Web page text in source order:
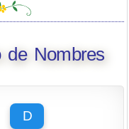
de Nombres
D